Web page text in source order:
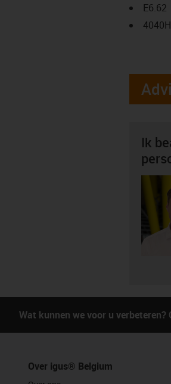
E6.62
Ik
Wat kunnen we voor u verbeteren?
Over igus® Belgium